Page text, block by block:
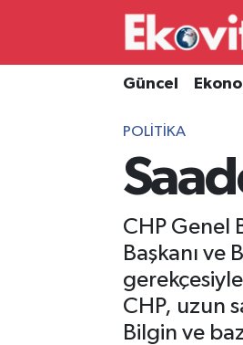
Güncel
POLITIKA
CHP Genel
Başkanı ve
CHP, uzun
Bilgin ve
Güncel
Borsa Haberleri
Hava Durumu
Süper Lig Puan Durumu ve
Son Dakika Haberleri
Haber Arşivi